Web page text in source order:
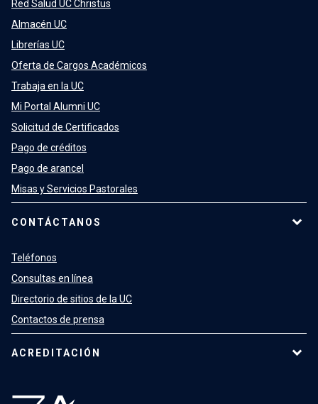
Red Salud UC Christus
Almacén UC
Librerías UC
Oferta de Cargos Académicos
Trabaja en la UC
Mi Portal Alumni UC
Solicitud de Certificados
Pago de créditos
Pago de arancel
Misas y Servicios Pastorales
CONTÁCTANOS
Teléfonos
Consultas en línea
Directorio de sitios de la UC
Contactos de prensa
ACREDITACIÓN